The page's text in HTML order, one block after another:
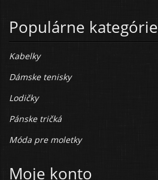
Populárne kategórie
Kabelky
Dámske tenisky
Lodičky
Pánske tričká
Móda pre moletky
Moje konto